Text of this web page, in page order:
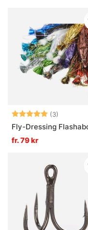
Betyg: (3)
5.0
Fly-Dressing
fr. 79 kr